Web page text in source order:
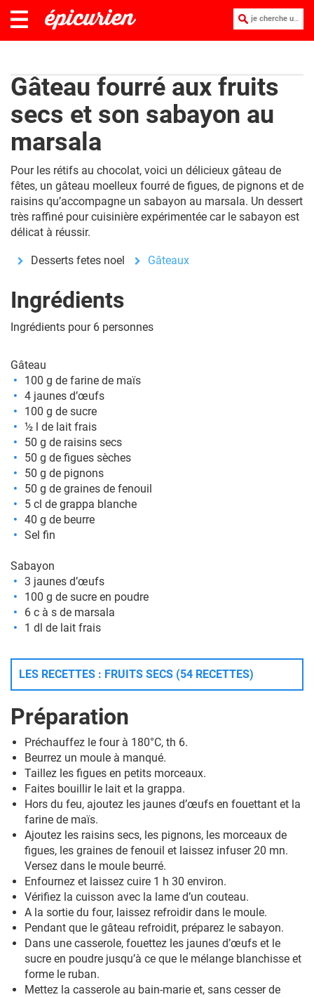
je cherche une recette :
Gâteau fourré aux fruits
secs et son sabayon au
marsala
Pour les rétifs au chocolat, voici un délicieux gâteau de
fêtes, un gâteau moelleux fourré de figues, de pignons et de
raisins qu’accompagne un sabayon au marsala. Un dessert
très raffiné pour cuisinière expérimentée car le sabayon est
délicat à réussir.
Desserts fetes noel Gâteaux
Ingrédients
Ingrédients pour 6 personnes
Gâteau
100 g de farine de maïs
4 jaunes d’œufs
100 g de sucre
½ l de lait frais
50 g de raisins secs
50 g de figues sèches
50 g de pignons
50 g de graines de fenouil
5 cl de grappa blanche
40 g de beurre
Sel fin
Sabayon
3 jaunes d’œufs
100 g de sucre en poudre
6 c à s de marsala
1 dl de lait frais
LES RECETTES : FRUITS SECS (54 RECETTES)
Préparation
Préchauffez le four à 180°C, th 6.
Beurrez un moule à manqué.
Taillez les figues en petits morceaux.
Faites bouillir le lait et la grappa.
Hors du feu, ajoutez les jaunes d’œufs en fouettant et la
farine de maïs.
Ajoutez les raisins secs, les pignons, les morceaux de
figues, les graines de fenouil et laissez infuser 20 mn.
Versez dans le moule beurré.
Enfournez et laissez cuire 1 h 30 environ.
Vérifiez la cuisson avec la lame d’un couteau.
A la sortie du four, laissez refroidir dans le moule.
Pendant que le gâteau refroidit, préparez le sabayon.
Dans une casserole, fouettez les jaunes d’œufs et le
sucre en poudre jusqu’à ce que le mélange blanchisse et
forme le ruban.
Mettez la casserole au bain-marie et, sans cesser de